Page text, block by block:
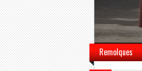
Remolques